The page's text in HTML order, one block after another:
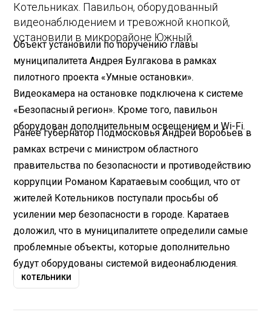
Котельниках. Павильон, оборудованный
видеонаблюдением и тревожной кнопкой,
установили в микрорайоне Южный.
Объект установили по поручению главы
муниципалитета Андрея Булгакова в рамках
пилотного проекта «Умные остановки».
Видеокамера на остановке подключена к системе
«Безопасный регион». Кроме того, павильон
оборудован дополнительным освещением и Wi-Fi.
Ранее губернатор Подмосковья Андрей Воробьев в
рамках встречи с министром областного
правительства по безопасности и противодействию
коррупции Романом Каратаевым сообщил, что от
жителей Котельников поступали просьбы об
усилении мер безопасности в городе. Каратаев
доложил, что в муниципалитете определили самые
проблемные объекты, которые дополнительно
будут оборудованы системой видеонаблюдения.
КОТЕЛЬНИКИ